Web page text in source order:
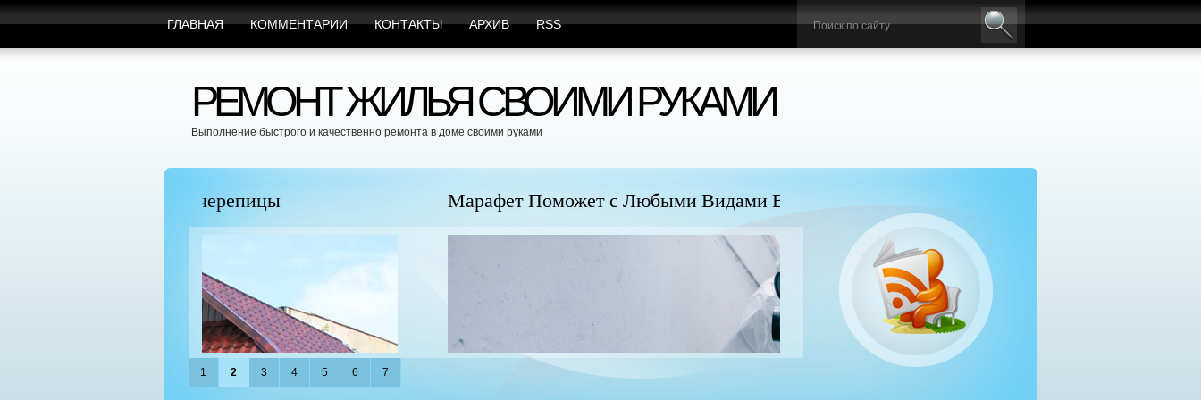
ГЛАВНАЯ КОММЕНТАРИИ КОНТАКТЫ АРХИВ RSS
РЕМОНТ ЖИЛЬЯ СВОИМИ РУКАМИ
Выполнение быстрого и качественно ремонта в доме своими руками
Марафет Поможет с Любыми Видами Вредителей
1 2 3 4 5 6 7